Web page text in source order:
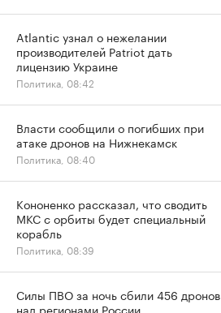
Atlantic узнал о нежелании
производителей Patriot дать
лицензию Украине
Политика, 08:42
Власти сообщили о погибших при
атаке дронов на Нижнекамск
Политика, 08:40
Кононенко рассказал, что сводить
МКС с орбиты будет специальный
корабль
Политика, 08:39
Силы ПВО за ночь сбили 456 дронов
над регионами России